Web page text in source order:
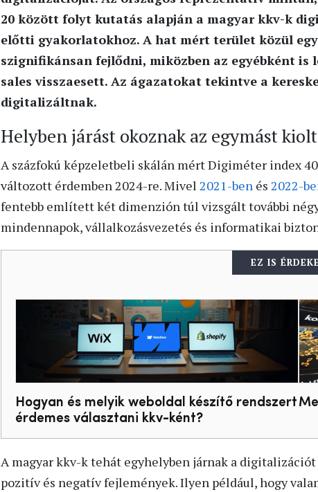
20 között folyt kutatás alapján a magyar kkv-k
előtti gyakorlatokhoz. A hat mért terület közül
szignifikánsan fejlődni, miközben az egyébként
sales visszaesett. Az ágazatokat tekintve a
digitalizáltnak.
Helyben járást okoznak az egymást
A százfokú képzeletbeli skálán mért Digiméter index
változott érdemben 2024-re. Mivel 2021-ben és 2022-
fentebb említett két dimenzión túl vizsgált további
mindennapok, vállalkozásvezetés és informatikai
EZ IS
Hogyan és melyik weboldal készítő rendszert
érdemes választani kkv-ként?
A magyar kkv-k tehát egyhelyben járnak a
pozitív és negatív fejlemények. Ilyen például, hogy